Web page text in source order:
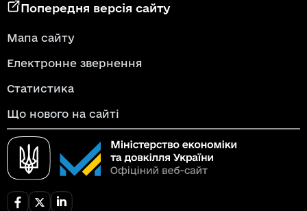
Попередня версія сайту
Мапа сайту
Електронне звернення
Статистика
Що нового на сайті